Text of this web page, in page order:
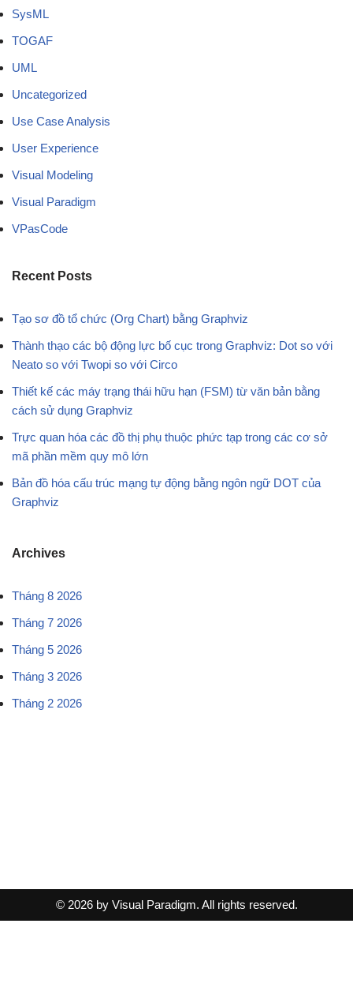
SysML
TOGAF
UML
Uncategorized
Use Case Analysis
User Experience
Visual Modeling
Visual Paradigm
VPasCode
Recent Posts
Tạo sơ đồ tổ chức (Org Chart) bằng Graphviz
Thành thạo các bộ động lực bố cục trong Graphviz: Dot so với
Neato so với Twopi so với Circo
Thiết kế các máy trạng thái hữu hạn (FSM) từ văn bản bằng
cách sử dụng Graphviz
Trực quan hóa các đồ thị phụ thuộc phức tạp trong các cơ sở
mã phần mềm quy mô lớn
Bản đồ hóa cấu trúc mạng tự động bằng ngôn ngữ DOT của
Graphviz
Archives
Tháng 8 2026
Tháng 7 2026
Tháng 5 2026
Tháng 3 2026
Tháng 2 2026
© 2026 by Visual Paradigm. All rights reserved.